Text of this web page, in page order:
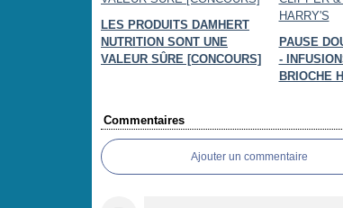
LES PRODUITS DAMHERT
NUTRITION SONT UNE
VALEUR SÛRE [CONCOURS]
PAUSE
-
BRIOCHE
Commentaires
Ajouter un commentaire